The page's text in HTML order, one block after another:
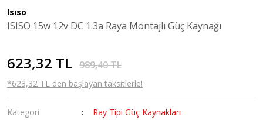
Isıso
ISISO 15w 12v DC 1.3a Raya Montajlı Güç Kaynağı
623,32 TL 989,40 TL
*623,32 TL den başlayan taksitlerle!
Kategori
Ray Tipi Güç Kaynakları